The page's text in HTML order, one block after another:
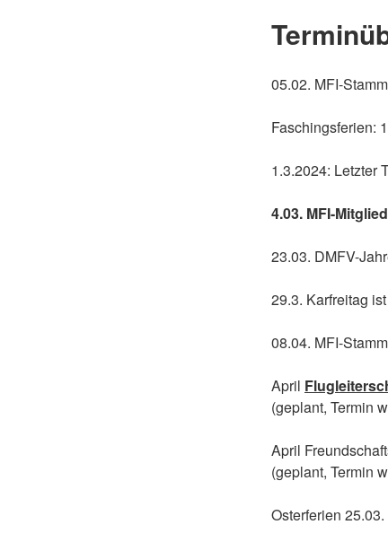
05.02. MFI-
Faschingsferien:
1.3.2024: Letzter
4.03. MFI-
23.03. DMFV-
29.3. Karfreitag ist
08.04. MFI-
April
(geplant, Termin
April
(geplant, Termin
Osterferien